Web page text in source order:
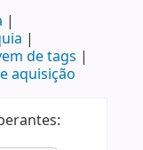
de tags
aquisição